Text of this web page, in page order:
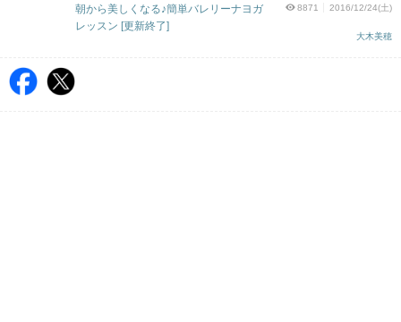
8871 2016/12/24(土)
大木美穂
朝から美しくなる♪簡単バレリーナヨガ
レッスン [更新終了]